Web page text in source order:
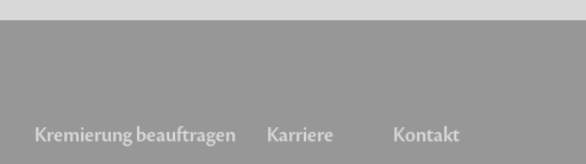
Kremierung beauftragen Karriere Kontakt